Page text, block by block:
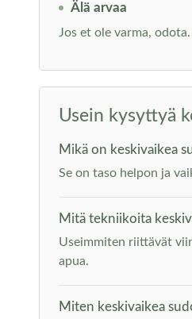
Älä arvaa
Jos et ole varma,
Usein kysyttyä
Mikä on keskivaikea
Se on taso helpon ja
Mitä tekniikoita
Useimmiten riittävät
apua.
Miten keskivaikea